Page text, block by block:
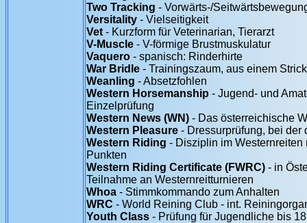
Two Tracking - Vorwärts-/
Versitality - Vielseitigkeit
Vet - Kurzform für Veterinarian, Tierarzt
V-Muscle - V-förmige Brustmuskulatur
Vaquero - spanisch: Rinderhirte
War Bridle - Trainingszaum, aus einem
Weanling - Absetzfohlen
Western Horsemanship - Jugend- und
Einzelprüfung
Western News (WN) - Das österreichische
Western Pleasure - Dressurprüfung, bei der
Western Riding - Disziplin im
Punkten
Western Riding Certificate (FWRC) - in
Teilnahme an Westernreitturnieren
Whoa - Stimmkommando zum Anhalten
WRC - World Reining Club - int.
Youth Class - Prüfung für Jugendliche bis